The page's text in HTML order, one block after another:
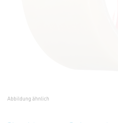
Abbildung ähnlich